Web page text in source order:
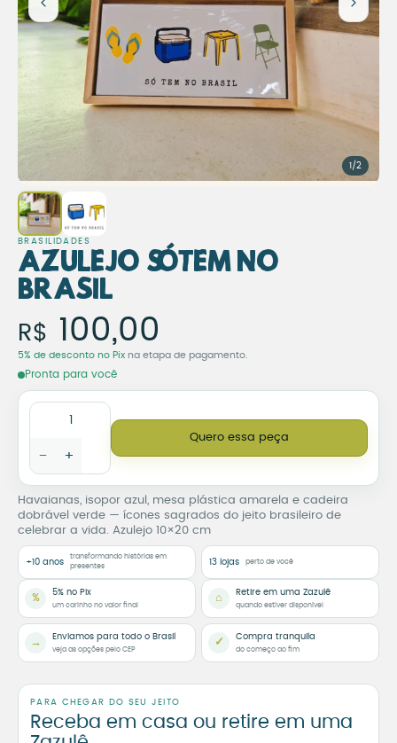
1/2
BRASILIDADES
Azulejo Só Tem no
Brasil
Azulejo Só Tem no Brasil
R$ 100,00
5% de desconto no Pix na etapa de pagamento.
Pronta para você
Havaianas, isopor azul, mesa plástica amarela e cadeira
dobrável verde — ícones sagrados do jeito brasileiro de
celebrar a vida. Azulejo 10×20 cm
Azulejo Só Tem no Brasil quantidade
− +
Quero essa peça
+10 anos
transformando histórias em
presentes
13 lojas perto de você
% 5% no Pix
um carinho no valor final
⌂ Retire em uma Zazulê
quando estiver disponível
→ Enviamos para todo o Brasil
veja as opções pelo CEP
✓ Compra tranquila
do começo ao fim
PARA CHEGAR DO SEU JEITO
Receba em casa ou retire em uma